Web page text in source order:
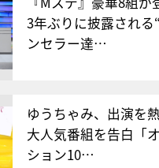
3年ぶりに披露される
ンセラー達…
ゆうちゃみ、出演を
大人気番組を告白「
ション10…